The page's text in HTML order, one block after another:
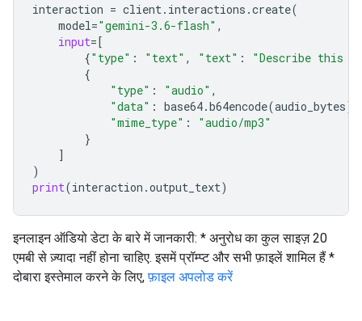
interaction = client . interactions .create(
model="gemini-3.6-flash" ,
input=[
{"type" : "text" , "text" :
"Describe this
{
"type" : "audio" ,
"data" : base64.b64encode(audio_bytes)
"mime_type" :
"audio/mp3"
}
]
)
print(interaction .output_text)
इनलाइन ऑडियो डेटा के बारे में जानकारी: * अनुरोध का कुल साइज़ 20
एमबी से ज़्यादा नहीं होना चाहिए. इसमें प्रॉम्प्ट और सभी फ़ाइलें शामिल हैं *
दोबारा इस्तेमाल करने के लिए,फ़ाइल अपलोड करें